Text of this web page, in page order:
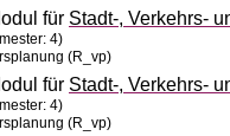
für Stadt-, Verkehrs-
4)
(R_vp)
für Stadt-, Verkehrs-
4)
(R_vp)